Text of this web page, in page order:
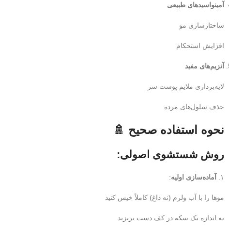
آمینواسیدهای طبیعی
ساختارسازی مو
افزایش استحکام
آنزیم‌های مفید
لایه‌برداری ملایم پوست سر
حذف سلول‌های مرده
نحوه استفاده صحیح 🚿
روش شستشوی اصولی:
۱. آماده‌سازی اولیه:
موها را با آب ولرم (نه داغ) کاملاً خیس کنید
به اندازه یک سکه در کف دست بریزید